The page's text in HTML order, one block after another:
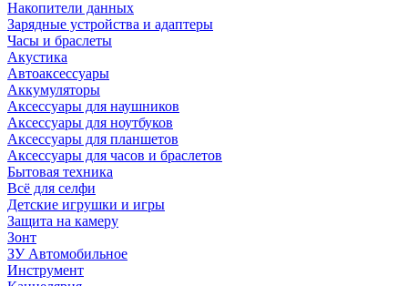
Накопители данных
Зарядные устройства и адаптеры
Часы и браслеты
Акустика
Автоаксессуары
Аккумуляторы
Аксессуары для наушников
Аксессуары для ноутбуков
Аксессуары для планшетов
Аксессуары для часов и браслетов
Бытовая техника
Всё для селфи
Детские игрушки и игры
Защита на камеру
Зонт
ЗУ Автомобильное
Инструмент